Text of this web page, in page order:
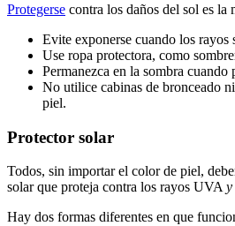
Protegerse contra los daños del sol es
Evite exponerse cuando los rayos
Use ropa protectora, como
Permanezca en la sombra cuando
No utilice cabinas de bronceado
piel.
Protector solar
Todos, sin importar el color de piel,
solar que proteja contra los rayos UVAy
Hay dos formas diferentes en que